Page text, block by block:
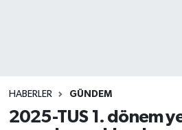
HABERLER GÜNDEM
2025-TUS 1. dönem
Magazin
Spor
Süper Lig Puan Durumu ve
Tüm Manşetler